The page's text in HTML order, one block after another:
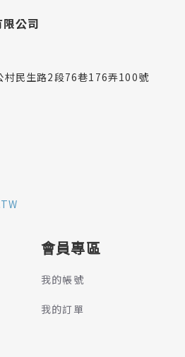
公司
村民生路2段76巷176弄100號
會員專區
我的帳號
我的訂單